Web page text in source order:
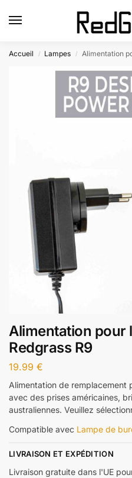
Accueil / Lampes / Alimentation
Alimentation pour
Redgrass R9
19.99 €
Alimentation de remplacement
avec des prises américaines,
australiennes. Veuillez
Compatible avec Lampe de
LIVRAISON ET EXPÉDITION
Livraison gratuite dans l'UE